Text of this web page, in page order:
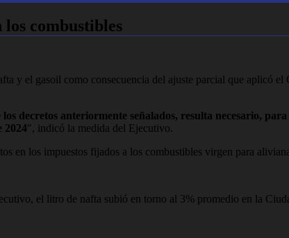
los combustibles
y el gasoil como consecuencia del ajuste parcial que
decretos anteriormente señalados, resulta necesario,
2024″, indicó la medida del Ejecutivo.
en los impuestos fijados a los combustibles virgen para
el litro de nafta subió en torno al 3% promedio en la